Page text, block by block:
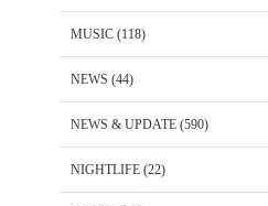
MUSIC (118)
NEWS (44)
NEWS & UPDATE (590)
NIGHTLIFE (22)